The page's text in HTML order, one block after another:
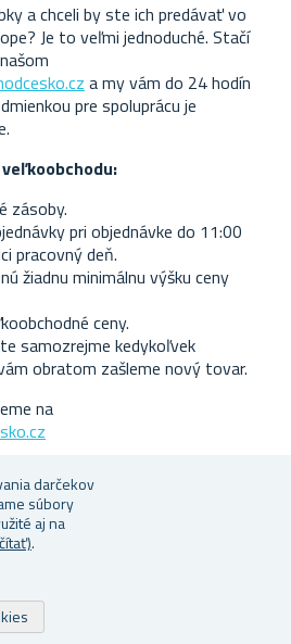
darčekov
súbory
aj na
.
a chceli by ste ich predávať vo
Je to veľmi jednoduché. Stačí
a my vám do 24 hodín
pre spoluprácu je
zásoby.
pri objednávke do 11:00
pracovný deň.
žiadnu minimálnu výšku ceny
ceny.
samozrejme kedykoľvek
obratom zašleme nový tovar.
na
TU
Superobchod.sk. Všetky práva vyhradené.